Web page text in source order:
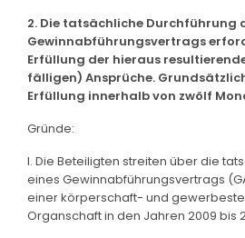
2. Die tatsächliche Durchführung
Gewinnabführungsvertrags
Erfüllung der hieraus
fälligen) Ansprüche.
Erfüllung innerhalb von zwölf
Gründe:
I. Die Beteiligten streiten über die
eines Gewinnabführungsvertrags
einer körperschaft- und
Organschaft in den Jahren 2009 bis